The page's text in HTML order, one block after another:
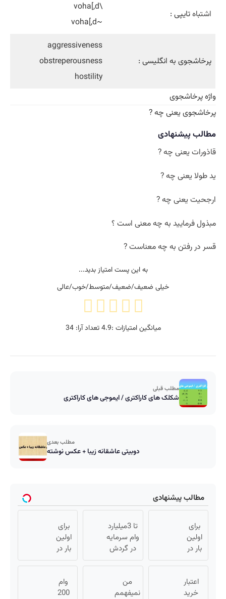
اشتباهتایپی :
\voha[,d
~voha[,d
پرخاشجوی به انگلیسی :
aggressiveness
obstreperousness
hostility
واژه پرخاشجوی
پرخاشجوی یعنی چه ?
مطالب پیشنهادی
قاذورات یعنی چه ?
ید طولا یعنی چه ?
ارجحیت یعنی چه ?
مبذول فرمایید به چه معنی است ؟
قسر در رفتن به چه معناست ?
به این پست امتیاز بدید...
خیلی ضعیف/ضعیف/متوسط/خوب/عالی
میانگین امتیازات :4.9تعداد آرا:34
مطلب قبلی
شکلک های کاراکتری / ایموجی های کاراکتری
مطلب بعدی
دوبیتی عاشقانه زیبا + عکس نوشته
مطالب پیشنهادی
برای
اولین
بار در
ایران
این
دکتر
تا 3میلیارد
وام سرمایه
در گردش
فروشندگان
فروشگاهت
رو ثبت کن
برای
اولین
بار در
ایران
این
دکتر
اعتبار
خرید
من
نمیفهمم
وام
200